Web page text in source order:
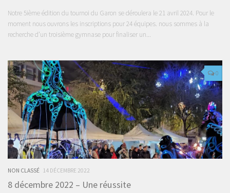
Notre 5ième édition du tournoi du Garon se déroulera le 21 avril 2024. Pour le
moment nous ouvrons les inscriptions pour 24 équipes. nous sommes à la
recherche d’un troisième gymnase pour finaliser un...
0
NON CLASSÉ 14 DÉCEMBRE 2022
8 décembre 2022 – Une réussite